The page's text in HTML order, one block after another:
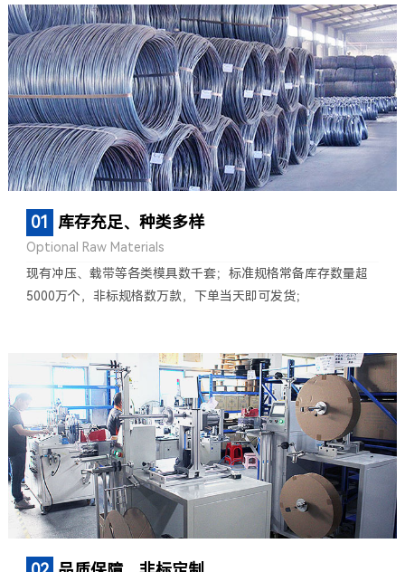
01 库存充足、种类多样
Optional Raw Materials
现有冲压、载带等各类模具数千套；标准规格常备库存数量超
5000万个，非标规格数万款，下单当天即可发货；